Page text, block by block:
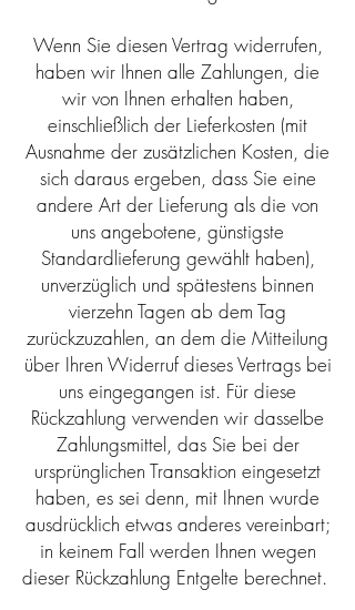
Wenn Sie diesen Vertrag widerrufen,
haben wir Ihnen alle Zahlungen, die
wir von Ihnen erhalten haben,
einschließlich der Lieferkosten (mit
Ausnahme der zusätzlichen Kosten, die
sich daraus ergeben, dass Sie eine
andere Art der Lieferung als die von
uns angebotene, günstigste
Standardlieferung gewählt haben),
unverzüglich und spätestens binnen
vierzehn Tagen ab dem Tag
zurückzuzahlen, an dem die Mitteilung
über Ihren Widerruf dieses Vertrags bei
uns eingegangen ist. Für diese
Rückzahlung verwenden wir dasselbe
Zahlungsmittel, das Sie bei der
ursprünglichen Transaktion eingesetzt
haben, es sei denn, mit Ihnen wurde
ausdrücklich etwas anderes vereinbart;
in keinem Fall werden Ihnen wegen
dieser Rückzahlung Entgelte berechnet.